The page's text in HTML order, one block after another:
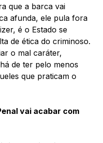
que a barca vai
afunda, ele pula fora
é o Estado se
de ética do criminoso.
o mal caráter,
de ter pelo menos
que praticam o
vai acabar com